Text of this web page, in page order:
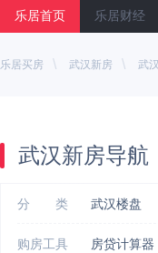
乐居首页 乐居财经
乐居买房 \ 武汉新房 \ 武
武汉新房导航
分 类 武汉楼盘
购房工具 房贷计算器